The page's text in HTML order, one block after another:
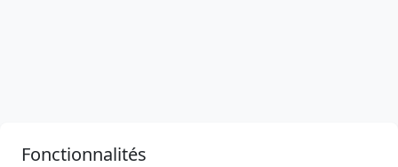
Fonctionnalités